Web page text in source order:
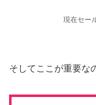
現在セー
そしてここが重要な